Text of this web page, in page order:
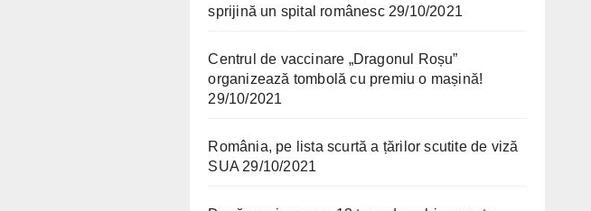
sprijină un spital românesc 29/10/2021
Centrul de vaccinare „Dragonul Roșu”
organizează tombolă cu premiu o mașină!
29/10/2021
România, pe lista scurtă a țărilor scutite de viză
SUA 29/10/2021